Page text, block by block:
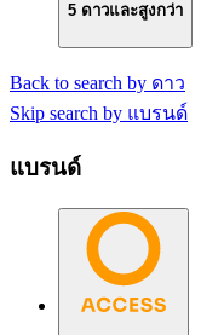
5 ดาวและสูงกว่า
Back to search by ดาว
Skip search by แบรนด์
แบรนด์